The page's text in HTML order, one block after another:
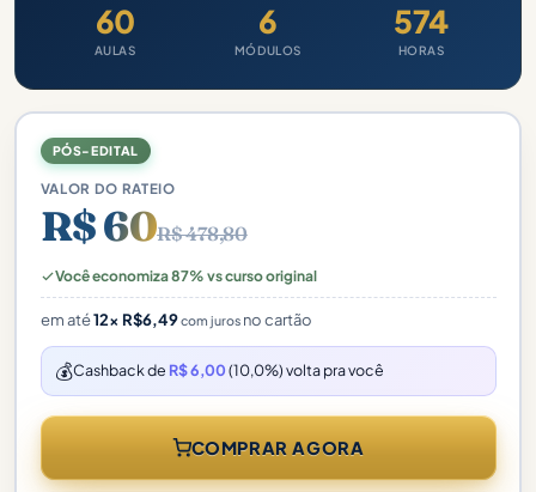
60
AULAS
6
MÓDULOS
574
HORAS
PÓS-EDITAL
VALOR DO RATEIO
R$ 60R$ 478,80
Você economiza 87% vs curso original
em até12× R$6,49com jurosno cartão
💰Cashback de R$ 6,00(10,0%) volta pra você
COMPRAR AGORA